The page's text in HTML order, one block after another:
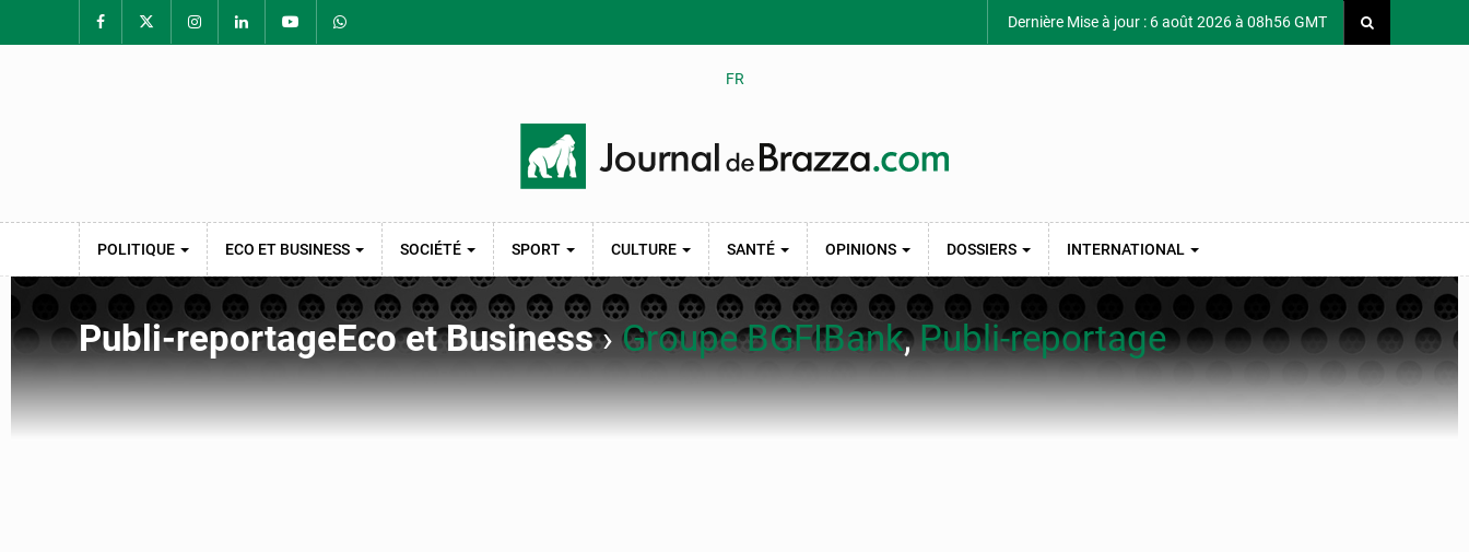
Dernière Mise à jour : 6 août 2026 à 08h56 GMT
FR
POLITIQUE ECO ET BUSINESS SOCIÉTÉ SPORT CULTURE SANTÉ OPINIONS DOSSIERS INTERNATIONAL
Publi-reportageEco et Business› Groupe BGFIBank,Publi-reportage